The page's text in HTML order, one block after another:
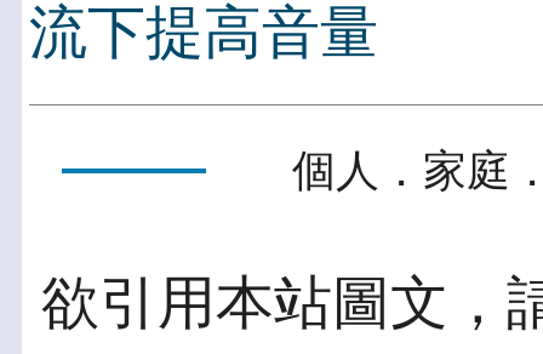
流下提高音量
個人．家庭
欲引用本站圖文，